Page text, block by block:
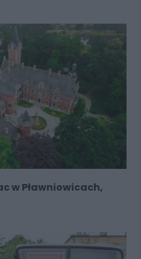
w Pławniowicach,